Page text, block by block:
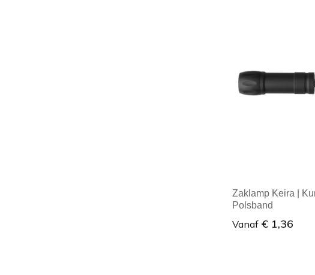
Zaklamp Keira |
Polsband
Vanaf € 1,36